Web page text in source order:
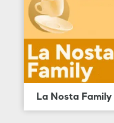
La Nosta Family